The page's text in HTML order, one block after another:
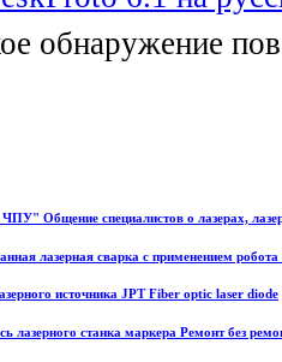
обнаружение
Общение специалистов о лазерах,
лазерная сварка с применением
источника JPT Fiber optic laser diode
лазерного станка маркера Ремонт без